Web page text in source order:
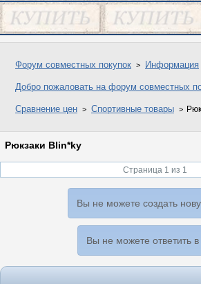
Форум совместных покупок Информация
Добро пожаловать на форум совместных
Сравнение цен Спортивные товары
Рюкзаки Blin*ky
Страница 1 из 1
Вы не можете создать
Вы не можете ответить